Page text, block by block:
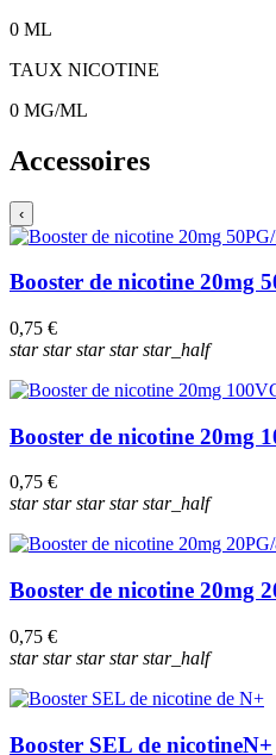
0 ML
TAUX NICOTINE
0 MG/ML
Accessoires
‹
Booster de nicotine 20mg
0,75 €
starstarstarstarstar_half
Booster de nicotine 20mg
0,75 €
starstarstarstarstar_half
Booster de nicotine 20mg
0,75 €
starstarstarstarstar_half
Booster SEL de nicotineN+